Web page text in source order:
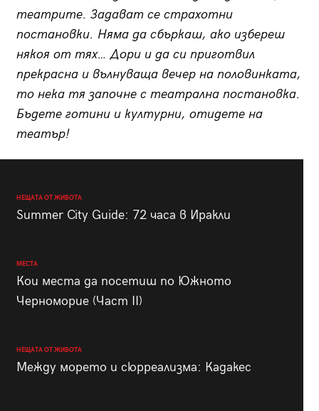
театрите. Задават се страхотни
постановки. Няма да сбъркаш, ако избереш
някоя от тях… Дори и да си приготвил
прекрасна и вълнуваща вечер на половинката,
то нека тя започне с театрална постановка.
Бъдете готини и културни, отидете на
театър!
НЕЩАТА ОТ ЖИВОТА
Summer City Guide: 72 часа в Иракли
МЕСТА
Кои места да посетиш по Южното
Черноморие (Част II)
НЕЩАТА ОТ ЖИВОТА
Между морето и сюрреализма: Кадакес